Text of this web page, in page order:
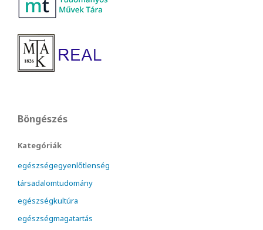
Böngészés
Kategóriák
egészségegyenlőtlenség
társadalomtudomány
egészségkultúra
egészségmagatartás